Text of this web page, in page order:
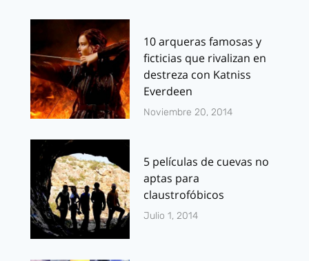
10 arqueras famosas y
ficticias que rivalizan en
destreza con Katniss
Everdeen
Noviembre 20, 2014
5 películas de cuevas no
aptas para
claustrofóbicos
Julio 1, 2014